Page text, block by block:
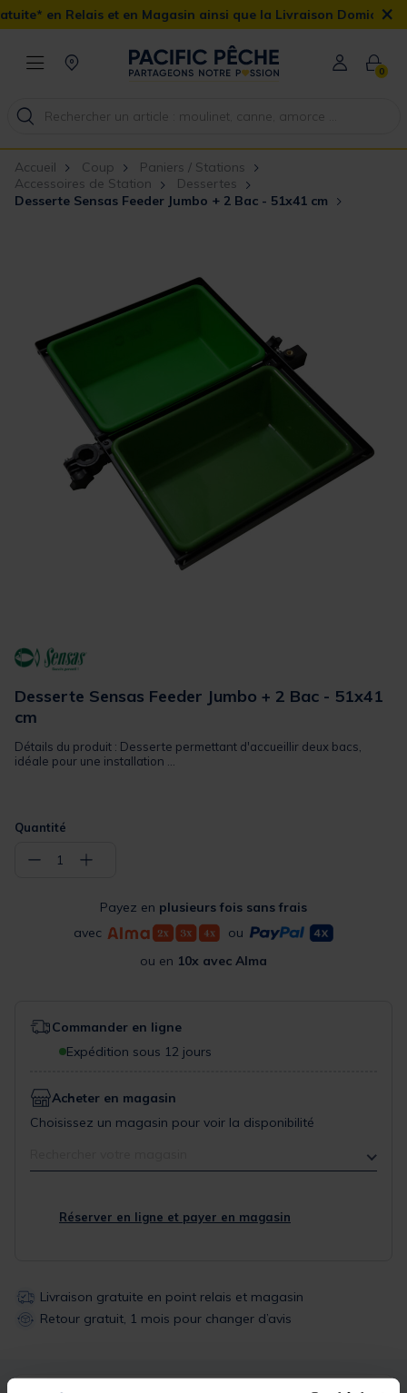
et en Magasin ainsi que la Livraison Domicile offerte dès 90€
×
0
Accueil Coup
Paniers / Stations
Accessoires de Station
Dessertes
Desserte Sensas Feeder Jumbo + 2 Bac - 51x41 cm
Desserte Sensas Feeder Jumbo + 2 Bac - 51x41
cm
Détails du produit : Desserte permettant d'accueillir deux bacs,
idéale pour une installation ...
Quantité
− 1 +
Payez en plusieurs fois sans frais
avec
ou
ou en 10x avec Alma
Commander en ligne
Expédition sous 12 jours
Acheter en magasin
Choisissez un magasin pour voir la disponibilité
Réserver en ligne et payer en magasin
Livraison gratuite en point relais et magasin
Retour gratuit, 1 mois pour changer d’avis